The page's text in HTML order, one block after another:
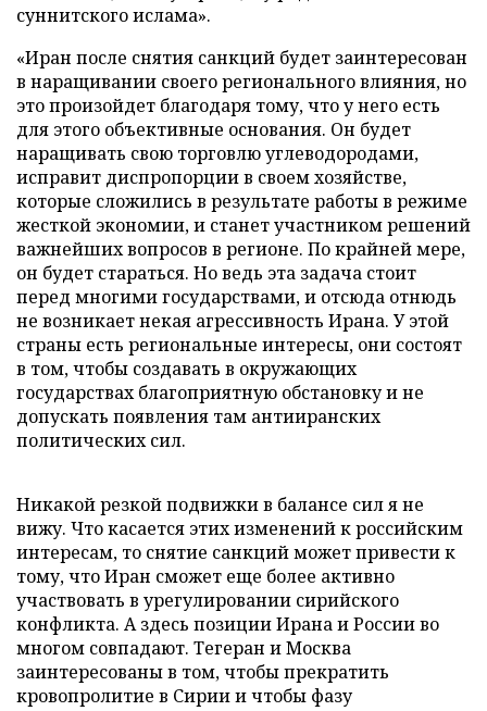
суннитского ислама».
«Иран после снятия санкций будет заинтересован
в наращивании своего регионального влияния, но
это произойдет благодаря тому, что у него есть
для этого объективные основания. Он будет
наращивать свою торговлю углеводородами,
исправит диспропорции в своем хозяйстве,
которые сложились в результате работы в режиме
жесткой экономии, и станет участником решений
важнейших вопросов в регионе. По крайней мере,
он будет стараться. Но ведь эта задача стоит
перед многими государствами, и отсюда отнюдь
не возникает некая агрессивность Ирана. У этой
страны есть региональные интересы, они состоят
в том, чтобы создавать в окружающих
государствах благоприятную обстановку и не
допускать появления там антииранских
политических сил.
Никакой резкой подвижки в балансе сил я не
вижу. Что касается этих изменений к российским
интересам, то снятие санкций может привести к
тому, что Иран сможет еще более активно
участвовать в урегулировании сирийского
конфликта. А здесь позиции Ирана и России во
многом совпадают. Тегеран и Москва
заинтересованы в том, чтобы прекратить
кровопролитие в Сирии и чтобы фазу